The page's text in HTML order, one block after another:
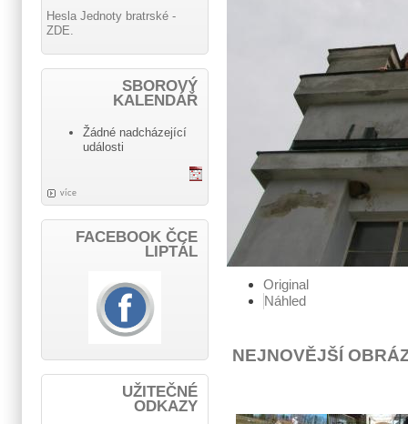
Original
Náhled
NEJNOVĚJŠÍ
Hesla Jednoty bratrské -
ZDE.
SBOROVÝ
KALENDÁŘ
Žádné nadcházející
události
více
FACEBOOK ČCE
LIPTÁL
UŽITEČNÉ
ODKAZY